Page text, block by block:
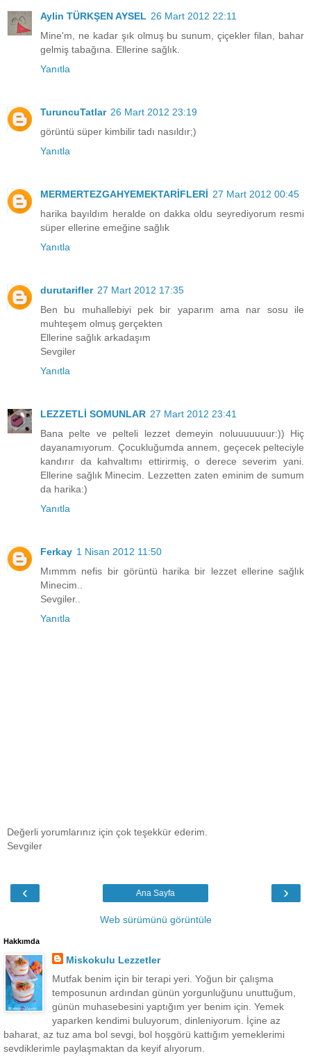
Aylin TÜRKŞEN AYSEL 26 Mart 2012 22:11
Mine'm, ne kadar şık olmuş bu sunum, çiçekler filan, bahar
gelmiş tabağına. Ellerine sağlık.
Yanıtla
TuruncuTatlar 26 Mart 2012 23:19
görüntü süper kimbilir tadı nasıldır;)
Yanıtla
MERMERTEZGAHYEMEKTARİFLERİ 27 Mart 2012 00:45
harika bayıldım heralde on dakka oldu seyrediyorum resmi
süper ellerine emeğine sağlık
Yanıtla
durutarifler 27 Mart 2012 17:35
Ben bu muhallebiyi pek bir yaparım ama nar sosu ile
muhteşem olmuş gerçekten
Ellerine sağlık arkadaşım
Sevgiler
Yanıtla
LEZZETLİ SOMUNLAR 27 Mart 2012 23:41
Bana pelte ve pelteli lezzet demeyin noluuuuuuur:)) Hiç
dayanamıyorum. Çocukluğumda annem, geçecek pelteciyle
kandırır da kahvaltımı ettirirmiş, o derece severim yani.
Ellerine sağlık Minecim. Lezzetten zaten eminim de sumum
da harika:)
Yanıtla
Ferkay 1 Nisan 2012 11:50
Mımmm nefis bir görüntü harika bir lezzet ellerine sağlık
Minecim..
Sevgiler..
Yanıtla
Değerli yorumlarınız için çok teşekkür ederim.
Sevgiler
‹ ›
Ana Sayfa
Web sürümünü görüntüle
Hakkımda
Miskokulu Lezzetler
Mutfak benim için bir terapi yeri. Yoğun bir çalışma
temposunun ardından günün yorgunluğunu unuttuğum,
günün muhasebesini yaptığım yer benim için. Yemek
yaparken kendimi buluyorum, dinleniyorum. İçine az
baharat, az tuz ama bol sevgi, bol hoşgörü kattığım yemeklerimi
sevdiklerimle paylaşmaktan da keyif alıyorum.